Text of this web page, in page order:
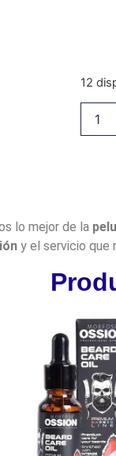
12
lo mejor de la
y el servicio que